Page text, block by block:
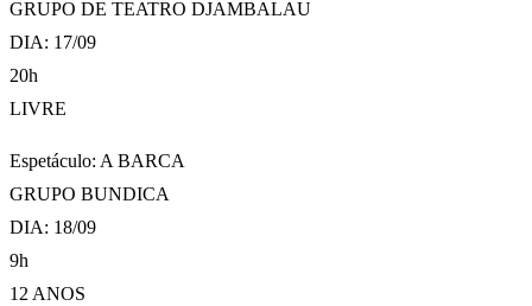
GRUPO DE TEATRO DJAMBALAU
DIA: 17/09
20h
LIVRE
Espetáculo: A BARCA
GRUPO BUNDICA
DIA: 18/09
9h
12 ANOS